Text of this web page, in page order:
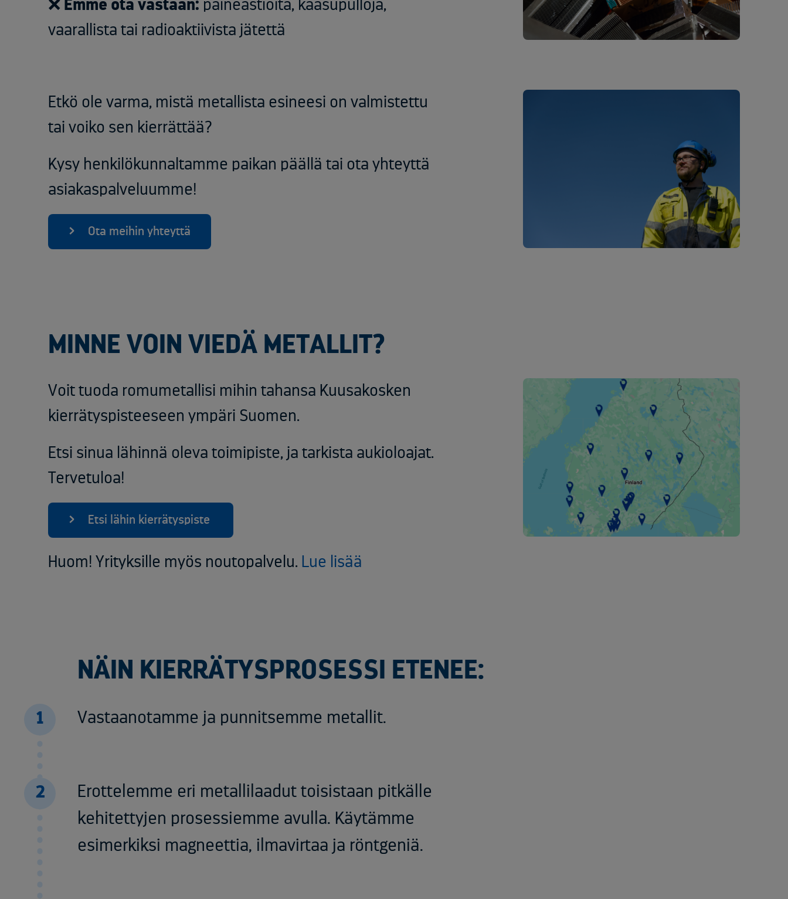
❌ Emme ota vastaan: paineastioita, kaasupulloja,
vaarallista tai radioaktiivista jätettä
Etkö ole varma, mistä metallista esineesi on valmistettu
tai voiko sen kierrättää?
Kysy henkilökunnaltamme paikan päällä tai ota yhteyttä
asiakaspalveluumme!
Ota meihin yhteyttä
MINNE VOIN VIEDÄ METALLIT?
Voit tuoda romumetallisi mihin tahansa Kuusakosken
kierrätyspisteeseen ympäri Suomen.
Etsi sinua lähinnä oleva toimipiste, ja tarkista aukioloajat.
Tervetuloa!
Etsi lähin kierrätyspiste
Huom! Yrityksille myös noutopalvelu. Lue lisää
NÄIN KIERRÄTYSPROSESSI ETENEE:
1 Vastaanotamme ja punnitsemme metallit.
2
Erottelemme eri metallilaadut toisistaan pitkälle
kehitettyjen prosessiemme avulla. Käytämme
esimerkiksi magneettia, ilmavirtaa ja röntgeniä.